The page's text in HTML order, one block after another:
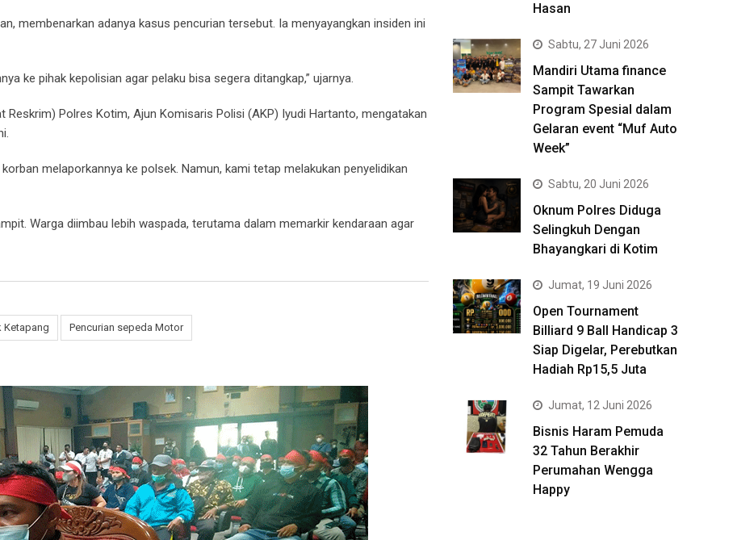
membenarkan adanya kasus pencurian tersebut. Ia menyayangkan insiden ini
ke pihak kepolisian agar pelaku bisa segera ditangkap,” ujarnya.
Reskrim) Polres Kotim, Ajun Komisaris Polisi (AKP) Iyudi Hartanto, mengatakan
melaporkannya ke polsek. Namun, kami tetap melakukan penyelidikan
Warga diimbau lebih waspada, terutama dalam memarkir kendaraan agar
Ketapang Pencurian sepeda Motor
Hasan
Sabtu, 27 Juni 2026
Mandiri Utama finance
Sampit Tawarkan
Program Spesial dalam
Gelaran event “Muf Auto
Week”
Sabtu, 20 Juni 2026
Oknum Polres Diduga
Selingkuh Dengan
Bhayangkari di Kotim
Jumat, 19 Juni 2026
Open Tournament
Billiard 9 Ball Handicap 3
Siap Digelar, Perebutkan
Hadiah Rp15,5 Juta
Jumat, 12 Juni 2026
Bisnis Haram Pemuda
32 Tahun Berakhir
Perumahan Wengga
Happy